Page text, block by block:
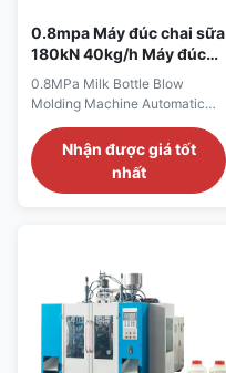
0.8mpa Máy đúc chai sữa
180kN 40kg/h Máy đúc
chai thú cưng tự động
0.8MPa Milk Bottle Blow
Molding Machine Automatic
Servo Extrusion Blow Molding
Machine with 180kN Clamping
Force and 40kg/H Production
Capacity for PET Bottle
kg/h Plastic Materials
Processed ...
Nhận được giá tốt
nhất